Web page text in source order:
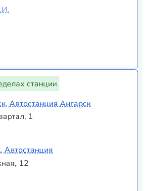
станции
Автостанция Ангарск
1
Автостанция
12